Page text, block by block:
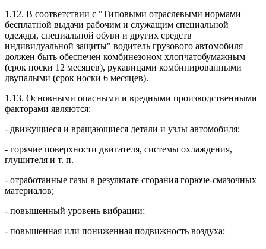
1.12. В соответствии с "Типовыми отраслевыми нормами
бесплатной выдачи рабочим и служащим специальной
одежды, специальной обуви и других средств
индивидуальной защиты" водитель грузового автомобиля
должен быть обеспечен комбинезоном хлопчатобумажным
(срок носки 12 месяцев), рукавицами комбинированными
двупалыми (срок носки 6 месяцев).
1.13. Основными опасными и вредными производственными
факторами являются:
- движущиеся и вращающиеся детали и узлы автомобиля;
- горячие поверхности двигателя, системы охлаждения,
глушителя и т. п.
- отработанные газы в результате сгорания горюче-смазочных
материалов;
- повышенный уровень вибрации;
- повышенная или пониженная подвижность воздуха;